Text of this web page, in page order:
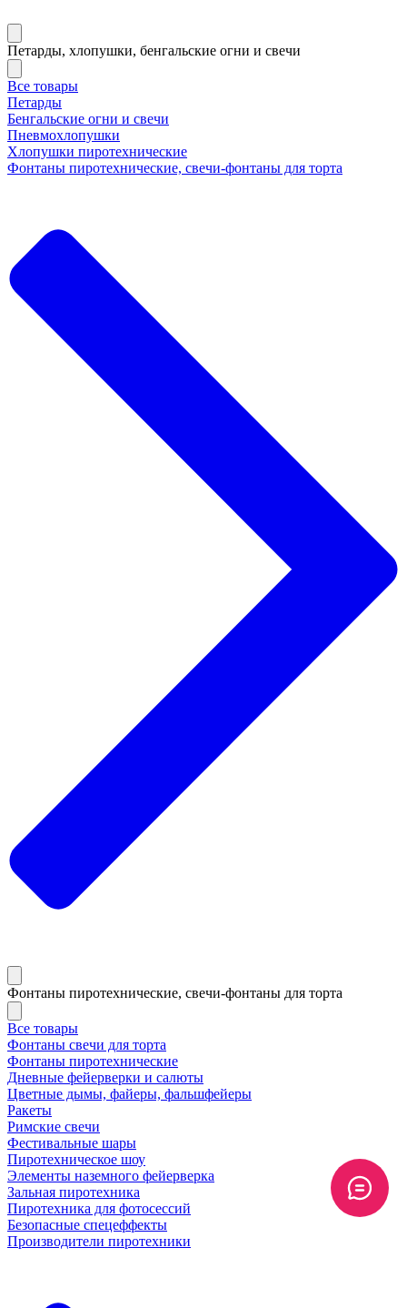
Петарды, хлопушки, бенгальские огни и свечи
Все товары
Петарды
Бенгальские огни и свечи
Пневмохлопушки
Хлопушки пиротехнические
Фонтаны пиротехнические, свечи-фонтаны для торта
Фонтаны пиротехнические, свечи-фонтаны для торта
Все товары
Фонтаны свечи для торта
Фонтаны пиротехнические
Дневные фейерверки и салюты
Цветные дымы, файеры, фальшфейеры
Ракеты
Римские свечи
Фестивальные шары
Пиротехническое шоу
Элементы наземного фейерверка
Зальная пиротехника
Пиротехника для фотосессий
Безопасные спецеффекты
Производители пиротехники